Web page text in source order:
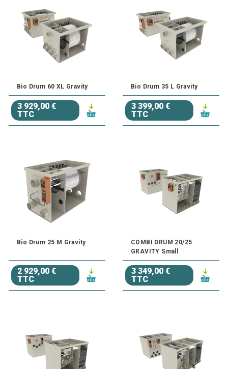
Bio Drum 60 XL Gravity
3 929,00 €
TTC
Bio Drum 35 L Gravity
3 399,00 €
TTC
Bio Drum 25 M Gravity
2 929,00 €
TTC
COMBI DRUM 20/25
GRAVITY Small
3 349,00 €
TTC